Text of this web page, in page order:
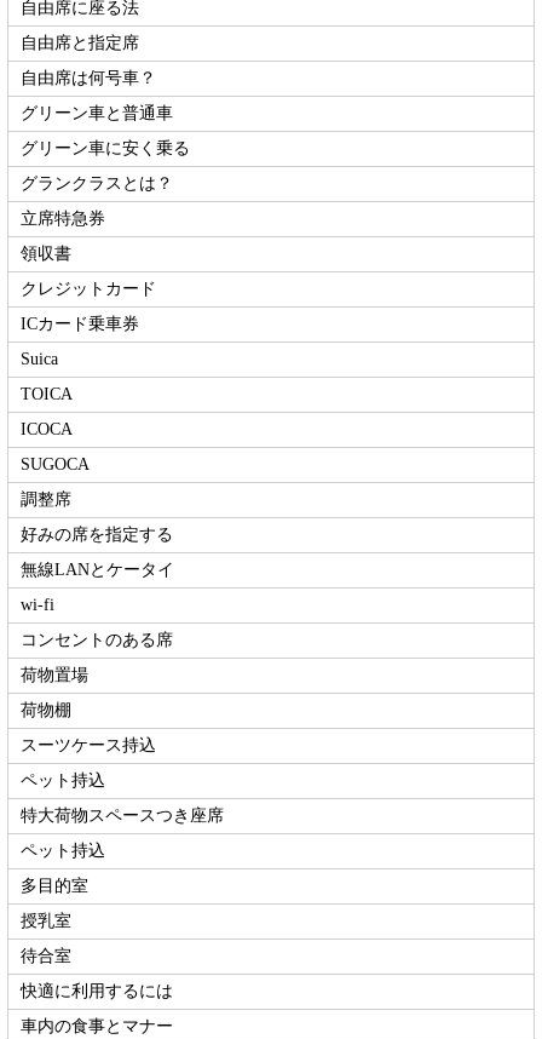
自由席に座る法
自由席と指定席
自由席は何号車？
グリーン車と普通車
グリーン車に安く乗る
グランクラスとは？
立席特急券
領収書
クレジットカード
ICカード乗車券
Suica
TOICA
ICOCA
SUGOCA
調整席
好みの席を指定する
無線LANとケータイ
wi-fi
コンセントのある席
荷物置場
荷物棚
スーツケース持込
ペット持込
特大荷物スペースつき座席
ペット持込
多目的室
授乳室
待合室
快適に利用するには
車内の食事とマナー